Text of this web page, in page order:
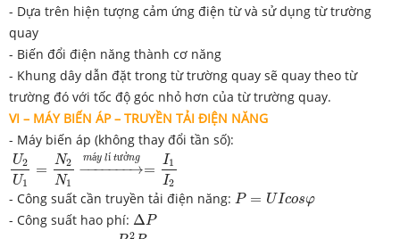
- Dựa trên hiện tượng cảm ứng điện từ và sử dụng từ trường
quay
- Biến đổi điện năng thành cơ năng
- Khung dây dẫn đặt trong từ trường quay sẽ quay theo từ
trường đó với tốc độ góc nhỏ hơn của từ trường quay.
VI – MÁY BIẾN ÁP – TRUYỀN TẢI ĐIỆN NĂNG
- Máy biến áp (không thay đổi tần số):
U2
U1
=
N2
N1
máy lí tưởng
−−−−−−−→=
I1
I2
U2U1=N2N1→máylítưởng=I1I2
- Công suất cần truyền tải điện năng: P = UIcosφ
P= Icosφ
- Công suất hao phí: ΔP
Δ P
2
P=I2R=P 2R(Ucosφ)2